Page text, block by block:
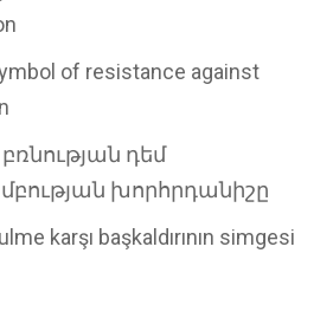
of resistance against
բռնության դեմ
խորհրդանիշը
karşı başkaldırının simgesi